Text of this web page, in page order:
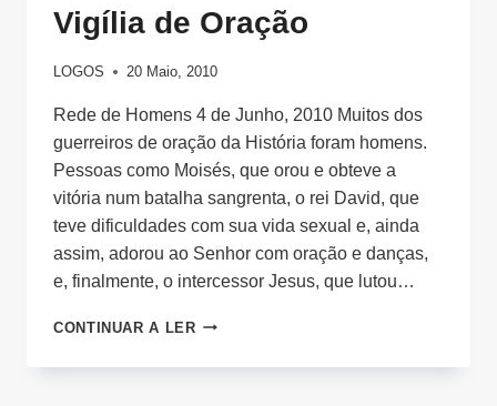
Vigília de Oração
LOGOS 20 Maio, 2010
Rede de Homens 4 de Junho, 2010 Muitos dos
guerreiros de oração da História foram homens.
Pessoas como Moisés, que orou e obteve a
vitória num batalha sangrenta, o rei David, que
teve dificuldades com sua vida sexual e, ainda
assim, adorou ao Senhor com oração e danças,
e, finalmente, o intercessor Jesus, que lutou…
CONTINUAR A LERVIGÍLIA
ORAÇÃO